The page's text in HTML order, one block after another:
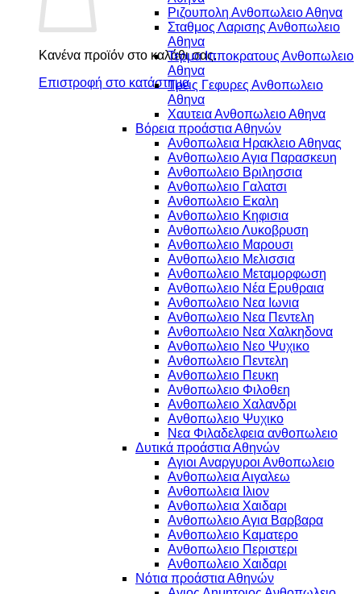
Κανένα προϊόν στο καλάθι σας.
Επιστροφή στο κατάστημα
Ριζουπολη Ανθοπωλειο Αθηνα
Σταθμος Λαρισης Ανθοπωλειο
Αθηνα
Τερμα Ιπποκρατους Ανθοπωλειο
Αθηνα
Τρεις Γεφυρες Ανθοπωλειο
Αθηνα
Χαυτεια Ανθοπωλειο Αθηνα
Βόρεια προάστια Αθηνών
Ανθοπωλεια Ηρακλειο Αθηνας
Ανθοπωλειο Αγια Παρασκευη
Ανθοπωλειο Βριλησσια
Ανθοπωλειο Γαλατσι
Ανθοπωλειο Εκαλη
Ανθοπωλειο Κηφισια
Ανθοπωλειο Λυκοβρυση
Ανθοπωλειο Μαρουσι
Ανθοπωλειο Μελισσια
Ανθοπωλειο Μεταμορφωση
Ανθοπωλειο Νέα Ερυθραια
Ανθοπωλειο Νεα Ιωνια
Ανθοπωλειο Νεα Πεντελη
Ανθοπωλειο Νεα Χαλκηδονα
Ανθοπωλειο Νεο Ψυχικο
Ανθοπωλειο Πεντελη
Ανθοπωλειο Πευκη
Ανθοπωλειο Φιλοθεη
Ανθοπωλειο Χαλανδρι
Ανθοπωλειο Ψυχικο
Νεα Φιλαδελφεια ανθοπωλειο
Δυτικά προάστια Αθηνών
Αγιοι Αναργυροι Ανθοπωλειο
Ανθοπωλεια Αιγαλεω
Ανθοπωλεια Ιλιον
Ανθοπωλεια Χαιδαρι
Ανθοπωλειο Αγια Βαρβαρα
Ανθοπωλειο Καματερο
Ανθοπωλειο Περιστερι
Ανθοπωλειο Χαιδαρι
Νότια προάστια Αθηνών